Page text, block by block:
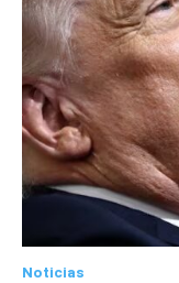
Noticias